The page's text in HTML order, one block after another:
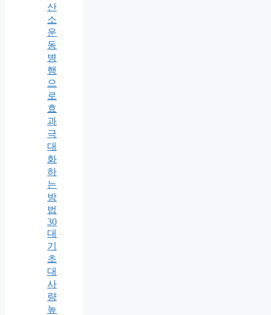
산
소
운
동
병
행
으
로
효
과
극
대
화
하
는
방
법
30
대
기
초
대
사
량
높